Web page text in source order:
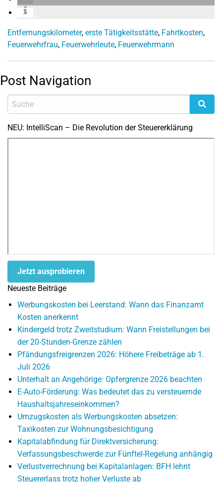
Entfernungskilometer, erste Tätigkeitsstätte, Fahrtkosten,
Feuerwehrfrau, Feuerwehrleute, Feuerwehrmann
Post Navigation
NEU: IntelliScan – Die Revolution der Steuererklärung
Jetzt ausprobieren
Neueste Beiträge
Werbungskosten bei Leerstand: Wann das Finanzamt
Kosten anerkennt
Kindergeld trotz Zweitstudium: Wann Freistellungen bei
der 20-Stunden-Grenze zählen
Pfändungsfreigrenzen 2026: Höhere Freibeträge ab 1.
Juli 2026
Unterhalt an Angehörige: Opfergrenze 2026 beachten
E-Auto-Förderung: Was bedeutet das zu versteuernde
Haushaltsjahreseinkommen?
Umzugskosten als Werbungskosten absetzen:
Taxikosten zur Wohnungsbesichtigung
Kapitalabfindung für Direktversicherung:
Verfassungsbeschwerde zur Fünftel-Regelung anhängig
Verlustverrechnung bei Kapitalanlagen: BFH lehnt
Steuererlass trotz hoher Verluste ab